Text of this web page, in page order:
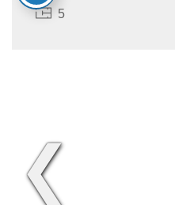
5
❮